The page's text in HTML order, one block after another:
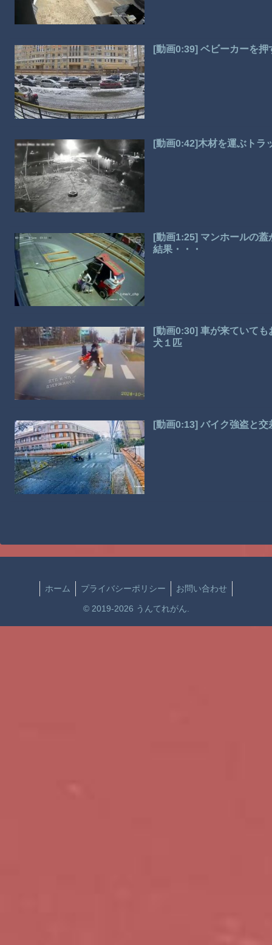
[動画0:39] ベビーカーを
[動画0:42]木材を運ぶトラ
[動画1:25] マンホールの
結果・・・
[動画0:30] 車が来ていて
犬１匹
[動画0:13] バイク強盗と
ホーム プライバシーポリシー お問い合わせ
© 2019-2026 うんてれがん.